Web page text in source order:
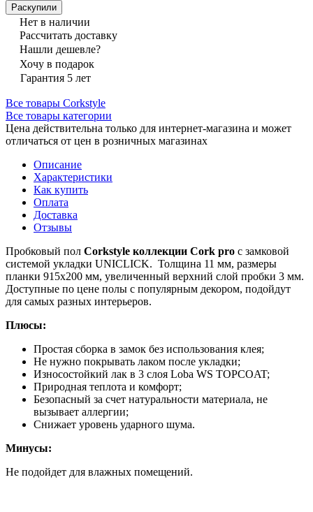
Раскупили
Нет в наличии
Рассчитать доставку
Нашли дешевле?
Хочу в подарок
Гарантия 5 лет
Все товары Corkstyle
Все товары категории
Цена действительна только для интернет-магазина и может
отличаться от цен в розничных магазинах
Описание
Характеристики
Как купить
Оплата
Доставка
Отзывы
Пробковый пол Corkstyle коллекции Cork pro с замковой
системой укладки UNICLICK. Толщина 11 мм, размеры
планки 915х200 мм, увеличенный верхний слой пробки 3 мм.
Доступные по цене полы с популярным декором, подойдут
для самых разных интерьеров.
Плюсы:
Простая сборка в замок без использования клея;
Не нужно покрывать лаком после укладки;
Износостойкий лак в 3 слоя Loba WS TOPCOAT;
Природная теплота и комфорт;
Безопасный за счет натуральности материала, не
вызывает аллергии;
Снижает уровень ударного шума.
Минусы:
Не подойдет для влажных помещений.